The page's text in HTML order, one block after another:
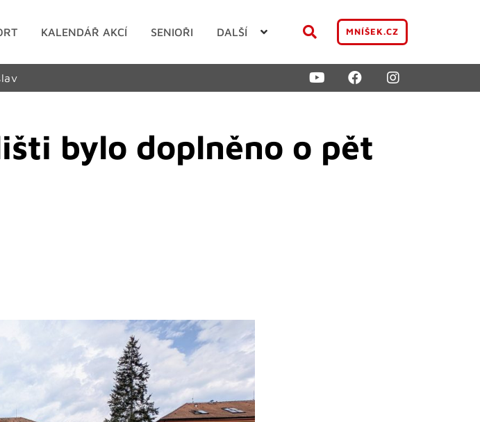
KALENDÁŘ AKCÍ SENIOŘI DALŠÍ MNÍŠEK.CZ
bylo doplněno o pět